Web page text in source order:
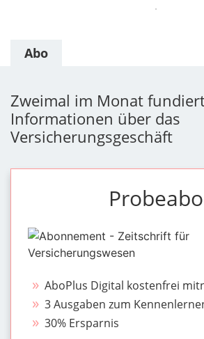
Abo
Zweimal im Monat
Informationen über das
Versicherungsgeschäft
Probeabo
AboPlus Digital kostenfrei
3 Ausgaben zum
30% Ersparnis